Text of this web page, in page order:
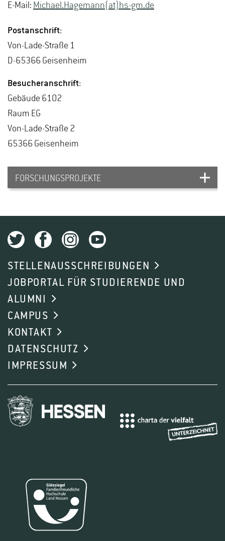
E-Mail: Mi­cha­el.Ha­ge­mann(at)hs-​gm.​de
Post­an­schrift:
Von-La­de-Stra­ße 1
D-65366 Gei­sen­heim
Be­su­cher­an­schrift:
Ge­bäu­de 6102
Raum EG
Von-La­de-Stra­ße 2
65366 Gei­sen­heim
FORSCHUNGSPROJEKTE
BEWÄSSERUNGSBEDARFS BEI
APFEL UND BIRNE IM ARGENTAL
MIT SENSORIK UND
MODELLIERUNG
Projektanfang:
Projektende:
Förderer:Ministerium für Umwelt, Klima und
Energiewirtschaft Baden-Württemberg
Niederschlagsmuster erhöhen den
Bewässerungsbedarf im Obstbau, während
Wasser als Ressource zunehmend knapper wird.
Bewässerungssteuerung in Obstanlagen des
Argentals. Die Projektleitung liegt bei Dr. Konni
Biegert vom Kompetenzzentrum Obstbau
Bodensee (KOB) in Bavendorf. Kern des Ansatzes
STELLENAUSSCHREIBUNGEN
JOBPORTAL FÜR STUDIERENDE UND
ALUMNI
CAMPUS
KONTAKT
DATENSCHUTZ
IMPRESSUM